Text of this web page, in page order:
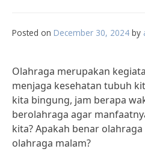
Posted on December 30, 2024 by
Olahraga merupakan
menjaga kesehatan tubuh
kita bingung, jam berapa
berolahraga agar
kita? Apakah benar
olahraga malam?